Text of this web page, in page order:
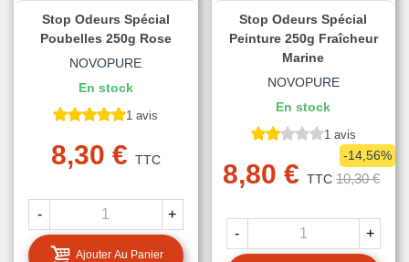
Stop Odeurs Spécial
Poubelles 250g Rose
NOVOPURE
En stock
1 avis
8,30 € TTC
- +
Ajouter Au Panier
Stop Odeurs Spécial
Peinture 250g Fraîcheur
Marine
NOVOPURE
En stock
1 avis
8,80 € TTC 10,30 €
-14,56%
- +